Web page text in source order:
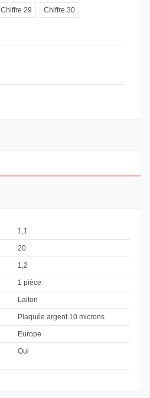
Chiffre 29 Chiffre 30
1,1
20
1,2
1 pièce
Laiton
Plaquée argent 10 microns
Europe
Oui